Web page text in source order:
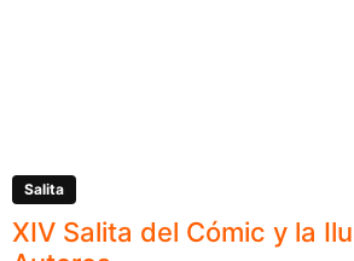
Salita
XIV Salita del Cómic y la